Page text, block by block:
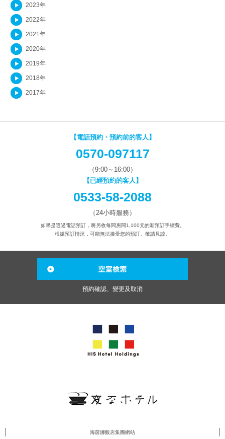
2023年
2022年
2021年
2020年
2019年
2018年
2017年
【電話預約・預約前的客人】
0570-097117
（9:00～16:00）
【已經預約的客人】
0533-58-2088
（24小時服務）
如果是透過電話預訂，將另收每間房間1,100元的新預訂手續費。
根據預訂情況，可能無法接受您的預訂。敬請見諒。
預約確認、變更及取消
海茵娜飯店集團網站